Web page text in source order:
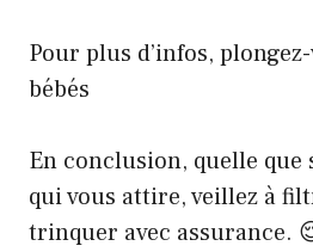
Pour plus d’infos,
bébés
En conclusion, quelle que
qui vous attire, veillez à
trinquer avec assurance.